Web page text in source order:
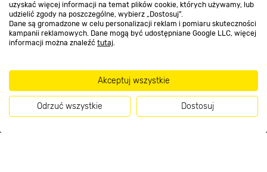
uzyskać więcej informacji na temat plików cookie, których używamy, lub
udzielić zgody na poszczególne, wybierz „Dostosuj”.
Dane są gromadzone w celu personalizacji reklam i pomiaru skuteczności
kampanii reklamowych. Dane mogą być udostępniane Google LLC, więcej
informacji można znaleźć tutaj.
Akceptuj wszystkie
Odrzuć wszystkie Dostosuj
Dołącz do nas